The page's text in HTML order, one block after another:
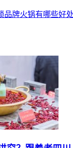
品牌火锅有哪些好处